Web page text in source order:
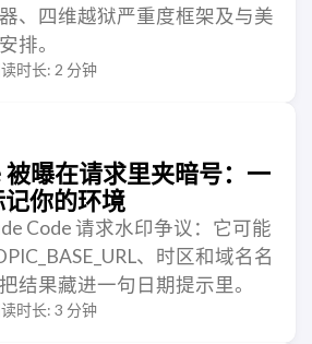
、四维越狱严重度框架及与美
排。
时长: 2 分钟
曝在请求里夹暗号：一
你的环境
Code 请求水印争议：它可能
、时区和域名名
结果藏进一句日期提示里。
时长: 3 分钟